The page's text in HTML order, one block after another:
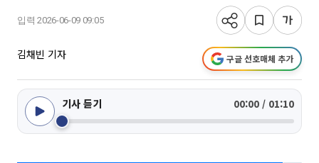
입력 2026-06-09 09:05
김채빈 기자 구글 선호매체 추가
기사 듣기 00:00 / 01:10